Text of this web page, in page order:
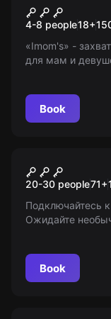
Imom's
4-8 people18+
«Imom's» -
для мам и
Book
Вологда
20-30 people71+
Подключайтесь
Ожидайте
сайте!Book